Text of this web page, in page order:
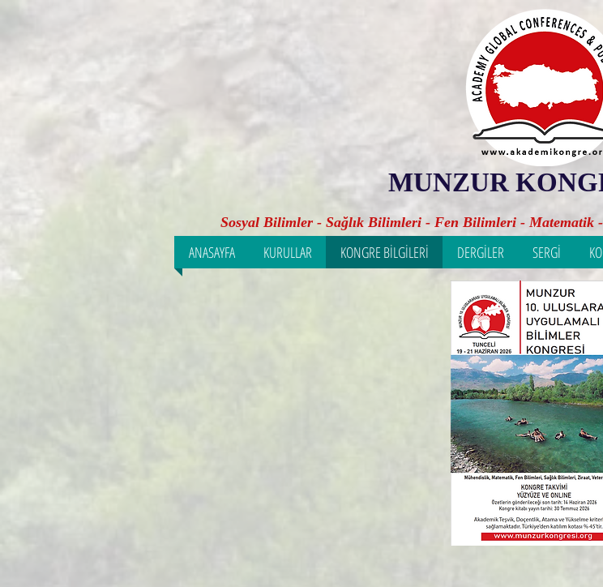
MUNZUR
Sosyal Bilimler - Sağlık Bilimleri - Fen Bilimleri - Matematik
ANASAYFA KURULLAR KONGRE BİLGİLERİ DERGİLER SERGİ